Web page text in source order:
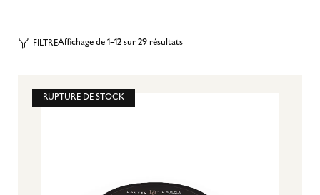
FILTREAffichage de 1–12 sur 29 résultats
RUPTURE DE STOCK